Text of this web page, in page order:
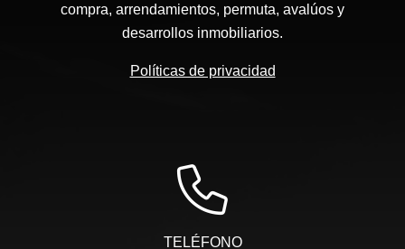
compra, arrendamientos, permuta, avalúos y
desarrollos inmobiliarios.
Políticas de privacidad
TELÉFONO